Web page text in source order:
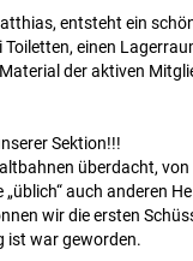
entsteht ein
einen
der aktiven
Sektion!!!
überdacht, von
auch anderen
wir die ersten
ist war geworden.